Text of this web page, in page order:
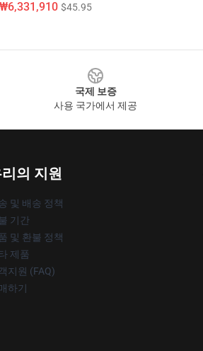
₩6,331,910 $45.95
국제 보증
사용 국가에서 제공
의 지원
및 배송 정책
기간
및 환불 정책
제품
지원 (FAQ)
하기